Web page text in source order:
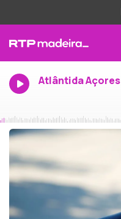
Atlântida Açores